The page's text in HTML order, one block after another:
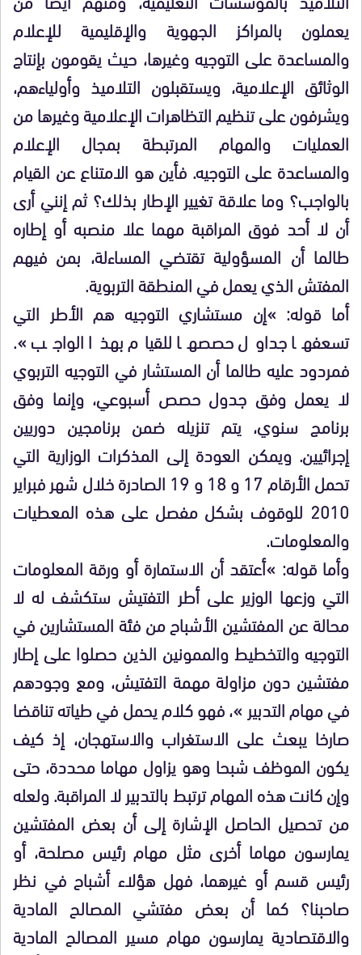
يعملون بالمراكز الجهوية والإقليمية للإعلام
والمساعدة على التوجيه وغيرها، حيث يقومون بإنتاج
الوثائق الإعلامية، ويستقبلون التلاميذ وأولياءهم،
ويشرفون على تنظيم التظاهرات الإعلامية وغيرها من
العمليات والمهام المرتبطة بمجال الإعلام
والمساعدة على التوجيه. فأين هو الامتناع عن القيام
بالواجب؟ وما علاقة تغيير الإطار بذلك؟ ثم إنني أرى
أن لا أحد فوق المراقبة مهما علا منصبه أو إطاره
طالما أن المسؤولية تقتضي المساءلة، بمن فيهم
المفتش الذي يعمل في المنطقة التربوية.
أما قوله: »إن مستشاري التوجيه هم الأطر التي
تسعفها جداول حصصها للقيام بهذا الواجب ».
فمردود عليه طالما أن المستشار في التوجيه التربوي
لا يعمل وفق جدول حصص أسبوعي، وإنما وفق
برنامج سنوي، يتم تنزيله ضمن برنامجين دوريين
إجرائيين. ويمكن العودة إلى المذكرات الوزارية التي
تحمل الأرقام 17 و 18 و 19 الصادرة خلال شهر فبراير
2010 للوقوف بشكل مفصل على هذه المعطيات
والمعلومات.
وأما قوله: »أعتقد أن الاستمارة أو ورقة المعلومات
التي وزعها الوزير على أطر التفتيش ستكشف له لا
محالة عن المفتشين الأشباح من فئة المستشارين في
التوجيه والتخطيط والممونين الذين حصلوا على إطار
مفتشين دون مزاولة مهمة التفتيش، ومع وجودهم
في مهام التدبير »، فهو كلام يحمل في طياته تناقضا
صارخا يبعث على الاستغراب والاستهجان، إذ كيف
يكون الموظف شبحا وهو يزاول مهاما محددة، حتى
وإن كانت هذه المهام ترتبط بالتدبير لا المراقبة. ولعله
من تحصيل الحاصل الإشارة إلى أن بعض المفتشين
يمارسون مهاما أخرى مثل مهام رئيس مصلحة، أو
رئيس قسم أو غيرهما، فهل هؤلاء أشباح في نظر
صاحبنا؟ كما أن بعض مفتشي المصالح المادية
والاقتصادية يمارسون مهام مسير المصالح المادية